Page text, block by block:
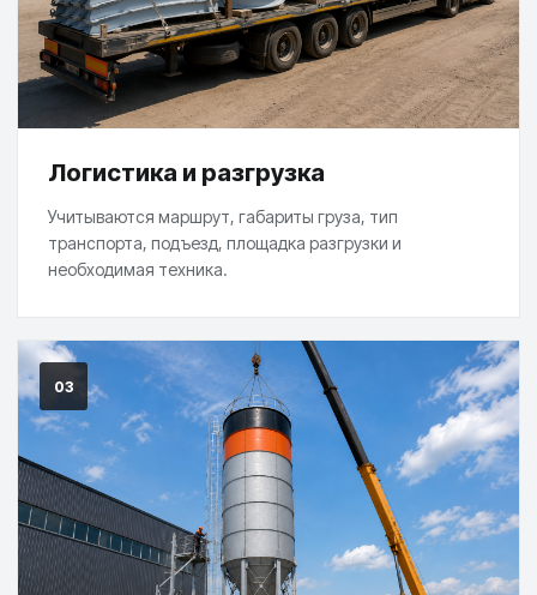
Логистика и разгрузка
Учитываются маршрут, габариты груза, тип
транспорта, подъезд, площадка разгрузки и
необходимая техника.
03